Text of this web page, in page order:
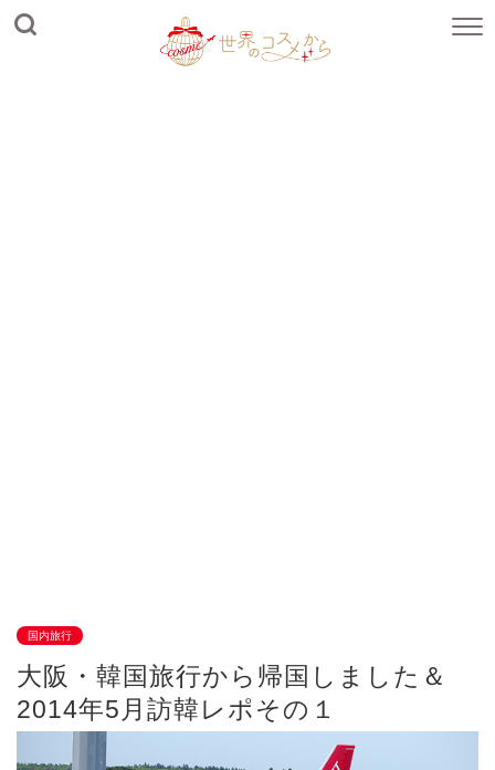
国内旅行
大阪・韓国旅行から帰国しました＆
2014年5月訪韓レポその１